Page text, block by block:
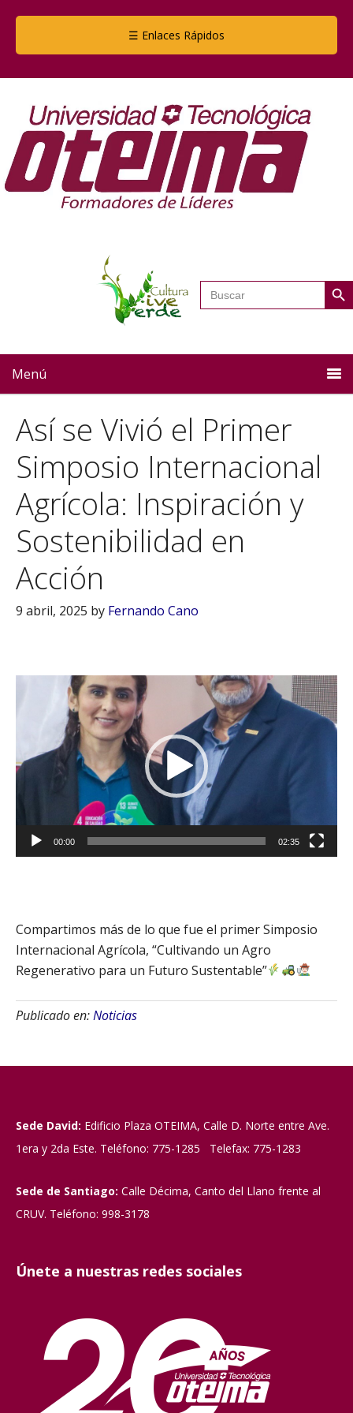
☰ Enlaces Rápidos
Buscar: Botón
Menú
Así se Vivió el Primer
Simposio Internacional
Agrícola: Inspiración y
Sostenibilidad en
Acción
9 abril, 2025 by Fernando Cano
Reproductor
vídeo
00:00 02:35
Compartimos más de lo que fue el primer Simposio
Internacional Agrícola, “Cultivando un Agro
Regenerativo para un Futuro Sustentable”
Publicado en:Noticias
Sede David: Edificio Plaza OTEIMA, Calle D. Norte entre Ave.
1era y 2da Este. Teléfono: 775-1285 Telefax: 775-1283
Sede de Santiago: Calle Décima, Canto del Llano frente al
CRUV. Teléfono: 998-3178
Únete a nuestras redes sociales